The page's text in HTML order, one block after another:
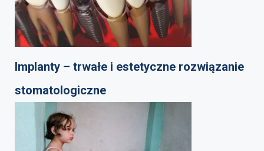
Implanty – trwałe i estetyczne rozwiązanie
stomatologiczne